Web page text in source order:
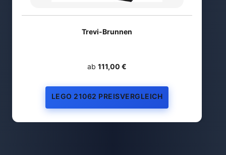
Trevi-Brunnen
ab 111,00 €
LEGO 21062 PREISVERGLEICH